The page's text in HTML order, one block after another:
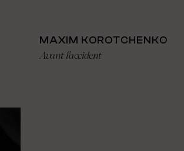
MAXIM KOROTCHENKO
Avant l’accident